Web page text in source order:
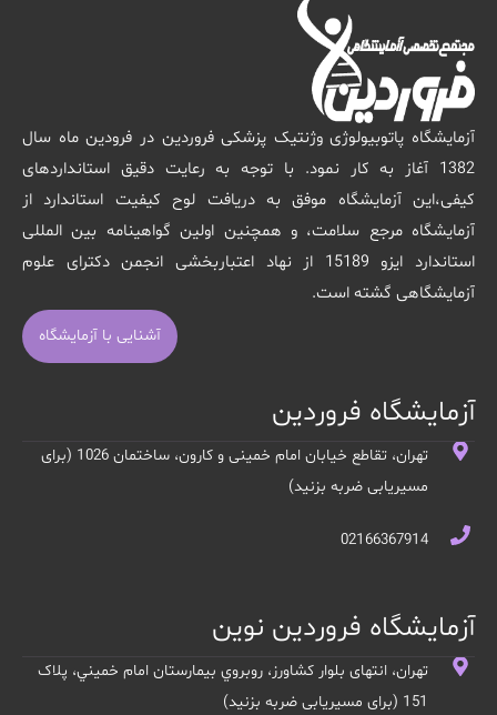
آزمایشگاه پاتوبیولوژی وژنتیک پزشکی فروردین در فرودین ماه سال
1382 آغاز به کار نمود. با توجه به رعایت دقیق استانداردهای
کیفی،این آزمایشگاه موفق به دریافت لوح کیفیت استاندارد از
آزمایشگاه مرجع سلامت، و همچنین اولین گواهینامه بین المللی
استاندارد ایزو 15189 از نهاد اعتباربخشی انجمن دکترای علوم
آزمایشگاهی گشته است.
آشنایی با آزمایشگاه
آزمایشگاه فروردین
تهران، تقاطع خیابان امام خمینی و کارون، ساختمان 1026 (برای
مسیریابی ضربه بزنید)
02166367914
آزمایشگاه فروردین نوین
تهران، انتهای بلوار کشاورز، روبروي بيمارستان امام خميني، پلاک
151 (برای مسیریابی ضربه بزنید)